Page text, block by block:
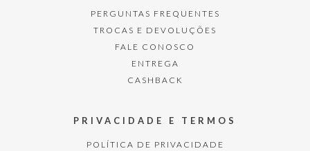
PERGUNTAS FREQUENTES
TROCAS E DEVOLUÇÕES
FALE CONOSCO
ENTREGA
CASHBACK
PRIVACIDADE E TERMOS
POLÍTICA DE PRIVACIDADE